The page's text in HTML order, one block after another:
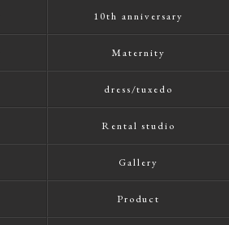
10th anniversary
Maternity
dress/tuxedo
Rental studio
Gallery
Product